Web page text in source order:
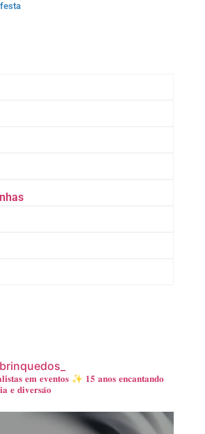
𝐞𝐦 𝐞𝐯𝐞𝐧𝐭𝐨𝐬 ✨ 𝟏𝟓 𝐚𝐧𝐨𝐬 𝐞𝐧𝐜𝐚𝐧𝐭𝐚𝐧𝐝𝐨
𝐞 𝐝𝐢𝐯𝐞𝐫𝐬𝐚̃𝐨